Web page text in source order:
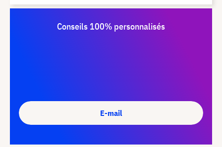
Conseils 100% personnalisés
E-mail